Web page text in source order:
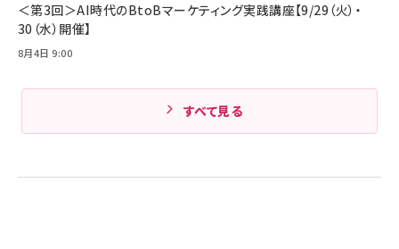
＜第3回＞AI時代のBtoBマーケティング実践講座【9/29（火）・
30（水）開催】
8月4日 9:00
すべて見る